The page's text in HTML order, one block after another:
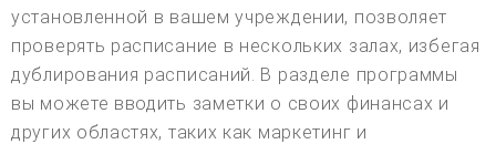
установленной в вашем учреждении, позволяет
проверять расписание в нескольких залах, избегая
дублирования расписаний. В разделе программы
вы можете вводить заметки о своих финансах и
других областях, таких как маркетинг и